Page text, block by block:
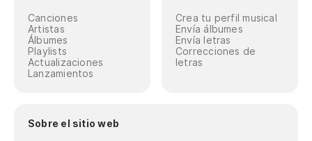
Canciones
Artistas
Álbumes
Playlists
Actualizaciones
Lanzamientos
Crea tu perfil musical
Envía álbumes
Envía letras
Correcciones de
letras
Sobre el sitio web